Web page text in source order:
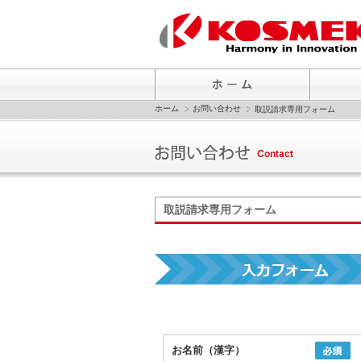
ホーム お問い合わせ 取説請求専用フォーム
取説請求専用フォーム
お名前（漢字）